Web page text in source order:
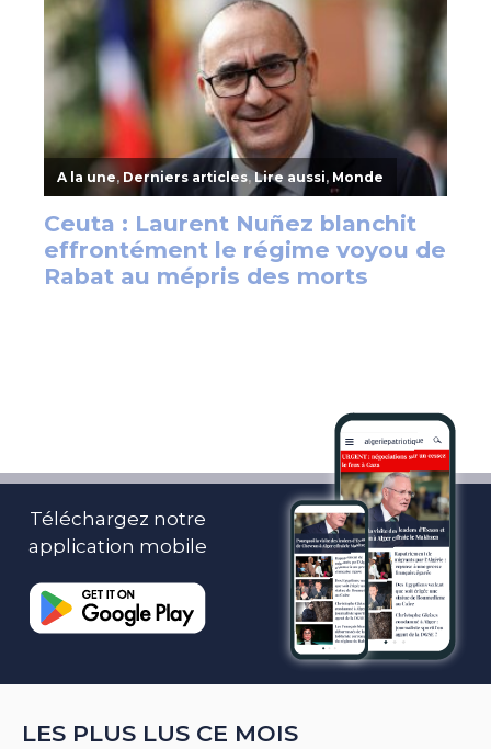
Téléchargez notre
application mobile
LES PLUS LUS CE MOIS